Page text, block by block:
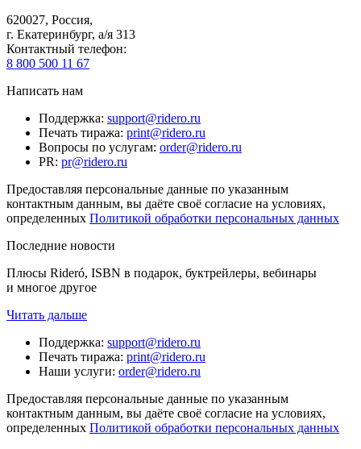
620027, Россия,
г. Екатеринбург, а/я 313
Контактный телефон:
8 800 500 11 67
Написать нам
Поддержка: support@ridero.ru
Печать тиража: print@ridero.ru
Вопросы по услугам: order@ridero.ru
PR: pr@ridero.ru
Предоставляя персональные данные по указанным
контактным данным, вы даёте своё согласие на условиях,
определенных Политикой обработки персональных данных
Последние новости
Плюсы Rideró, ISBN в подарок, буктрейлеры, вебинары
и многое другое
Читать дальше
Поддержка: support@ridero.ru
Печать тиража: print@ridero.ru
Наши услуги: order@ridero.ru
Предоставляя персональные данные по указанным
контактным данным, вы даёте своё согласие на условиях,
определенных Политикой обработки персональных данных